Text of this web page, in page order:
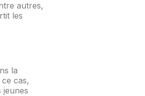
autres,
les
la
cas,